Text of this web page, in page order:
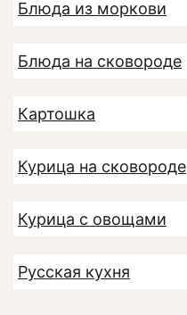
Блюда из моркови
Блюда на сковороде
Картошка
Курица на сковороде
Курица с овощами
Русская кухня